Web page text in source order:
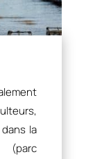
la
(parc